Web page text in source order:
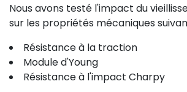
Nous avons testé l'impact du
sur les propriétés mécaniques
Résistance à la traction
Module d'Young
Résistance à l'impact Charpy